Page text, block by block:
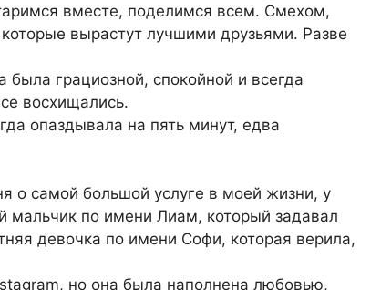
вместе, поделимся всем. Смехом,
вырастут лучшими друзьями. Разве
грациозной, спокойной и всегда
восхищались.
опаздывала на пять минут, едва
о самой большой услуге в моей жизни, у
по имени Лиам, который задавал
девочка по имени Софи, которая верила,
но она была наполнена любовью,